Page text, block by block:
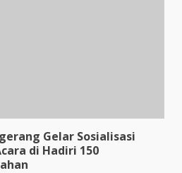
Gelar Sosialisasi
di Hadiri 150